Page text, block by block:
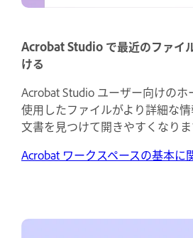
Acrobat Studio で最近のファイ
ける
Acrobat Studio ユーザー向けの
使用したファイルがより詳細な情
文書を見つけて開きやすくなりま
Acrobat ワークスペースの基本に